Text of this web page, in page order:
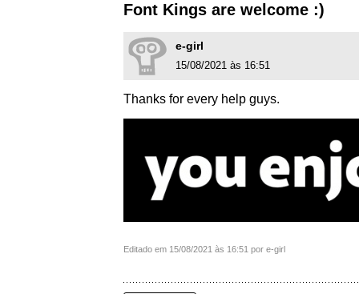
Font Kings are welcome :)
e-girl
15/08/2021 às 16:51
Thanks for every help guys.
Editado em 15/08/2021 às 16:51 por e-girl